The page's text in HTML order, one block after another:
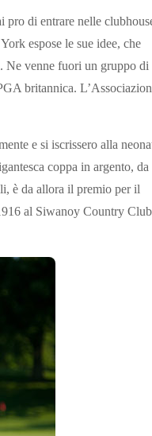
pro di entrare nelle
espose le sue idee, che
Ne venne fuori un gruppo di
britannica.
e si iscrissero alla
coppa in argento, da
è da allora il premio per il
al Siwanoy Country Club